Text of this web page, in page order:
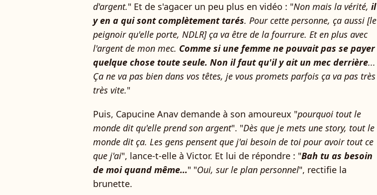
d'argent." Et de s'agacer un peu plus en vidéo : "Non mais la vérité, il
y en a qui sont complètement tarés. Pour cette personne, ça aussi [le
peignoir qu'elle porte, NDLR] ça va être de la fourrure. Et en plus avec
l'argent de mon mec. Comme si une femme ne pouvait pas se payer
quelque chose toute seule. Non il faut qu'il y ait un mec derrière...
Ça ne va pas bien dans vos têtes, je vous promets parfois ça va pas très
très vite."
Puis, Capucine Anav demande à son amoureux "pourquoi tout le
monde dit qu'elle prend son argent". "Dès que je mets une story, tout le
monde dit ça. Les gens pensent que j'ai besoin de toi pour avoir tout ce
que j'ai", lance-t-elle à Victor. Et lui de répondre : "Bah tu as besoin
de moi quand même..." "Oui, sur le plan personnel", rectifie la
brunette.